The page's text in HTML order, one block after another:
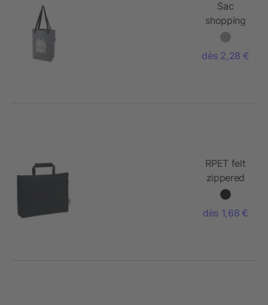
Sac
shopping
Felta avec
large fond
de 12 L en
dès 2,28 €
RPET felt
zippered
laptop bag
dès 1,68 €